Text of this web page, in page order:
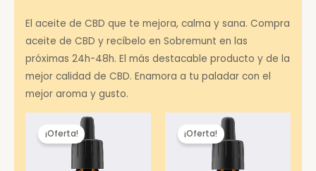
El aceite de CBD que te mejora, calma y sana. Compra
aceite de CBD y recíbelo en Sobremunt en las
próximas 24h-48h. El más destacable producto y de la
mejor calidad de CBD. Enamora a tu paladar con el
mejor aroma y gusto.
¡Oferta! ¡Oferta!